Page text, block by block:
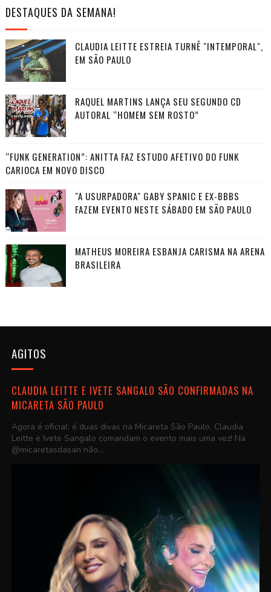
DESTAQUES DA SEMANA!
CLAUDIA LEITTE ESTREIA TURNÊ "INTEMPORAL",
EM SÃO PAULO
RAQUEL MARTINS LANÇA SEU SEGUNDO CD
AUTORAL “HOMEM SEM ROSTO”
“FUNK GENERATION”: ANITTA FAZ ESTUDO AFETIVO DO FUNK
CARIOCA EM NOVO DISCO
"A USURPADORA" GABY SPANIC E EX-BBBS
FAZEM EVENTO NESTE SÁBADO EM SÃO PAULO
MATHEUS MOREIRA ESBANJA CARISMA NA ARENA
BRASILEIRA
AGITOS
CLAUDIA LEITTE E IVETE SANGALO SÃO CONFIRMADAS NA
MICARETA SÃO PAULO
Agora é oficial: é duas divas na Micareta São Paulo. Claudia
Leitte e Ivete Sangalo comandam o evento mais uma vez! Na
@micaretasdasan não...